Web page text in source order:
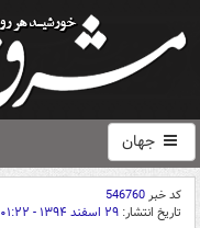
جهان
کد خبر546760
تاریخ انتشار: ۲۹ اسفند ۱۳۹۴ - ۰۱:۲۲